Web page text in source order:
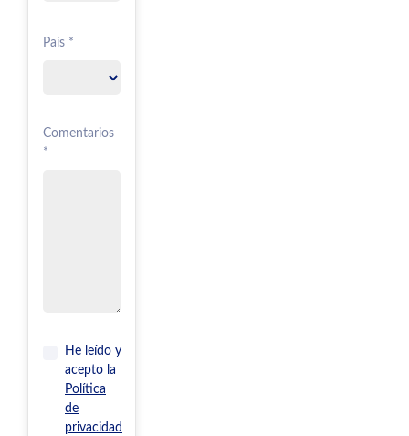
País *
Comentarios
*
He leído y
acepto la
Política
de
privacidad